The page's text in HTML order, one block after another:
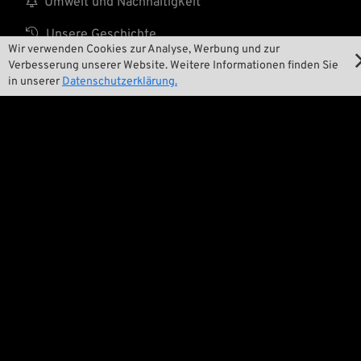
Wir verwenden Cookies zur Analyse, Werbung und zur
Verbesserung unserer Website. Weitere Informationen finden Sie
in unserer Datenschutzerklärung.
 Unsere Geschichte
 Wrecking Crew